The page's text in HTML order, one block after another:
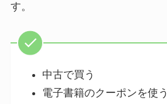
す。
中古で買う
電子書籍のクーポンを使う